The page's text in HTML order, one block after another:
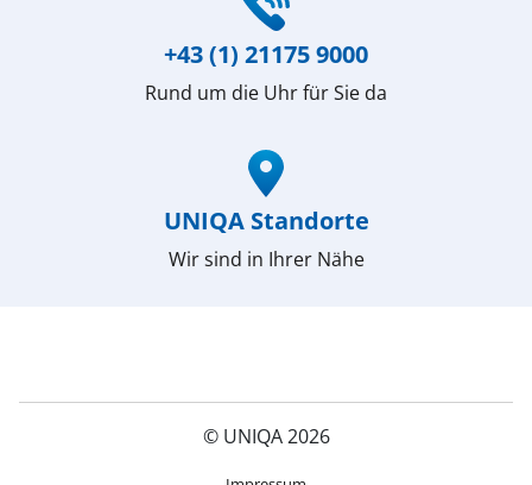
+43 (1) 21175 9000
Rund um die Uhr für Sie da
UNIQA Standorte
Wir sind in Ihrer Nähe
© UNIQA 2026